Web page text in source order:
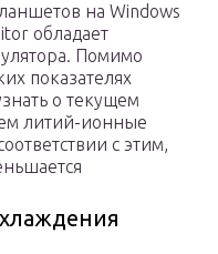
на Windows
обладает
Помимо
показателях
о текущем
литий-ионные
с этим,